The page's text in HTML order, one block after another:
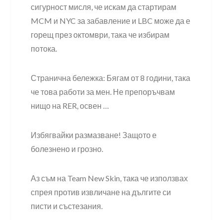
сигурност мисля, че искам да стартирам
MCM и NYC за забавление и LBC може да е
горещ през октомври, така че избирам
потока.
Странична бележка: Бягам от 8 години, така
че това работи за мен. Не препоръчвам
нищо на RER, освен …
Избягвайки размазване! Защото е
болезнено и грозно.
Аз съм на Team New Skin, така че използвах
спрея против извличане на дългите си
писти и състезания.